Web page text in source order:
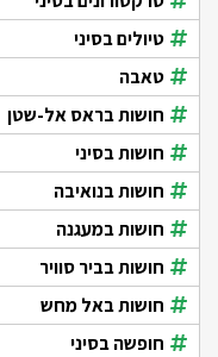
טיולים בסיני
טאבה
חושות בראס אל-שטן
חושות בסיני
חושות בנואיבה
חושות במעגנה
חושות בביר סוויר
חושות באל מחש
חופשה בסיני